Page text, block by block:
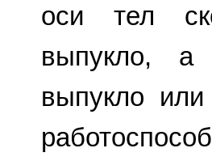
оси тел
выпукло, а
выпукло